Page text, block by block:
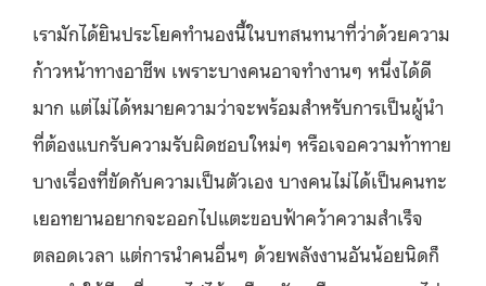
เรามักได้ยินประโยคทำนองนี้ในบทสนทนาที่ว่าด้วยความ
ก้าวหน้าทางอาชีพ เพราะบางคนอาจทำงานๆ หนึ่งได้ดี
มาก แต่ไม่ได้หมายความว่าจะพร้อมสำหรับการเป็นผู้นำ
ที่ต้องแบกรับความรับผิดชอบใหม่ๆ หรือเจอความท้าทาย
บางเรื่องที่ขัดกับความเป็นตัวเอง บางคนไม่ได้เป็นคนทะ
เยอทยานอยากจะออกไปแตะขอบฟ้าคว้าความสำเร็จ
ตลอดเวลา แต่การนำคนอื่นๆ ด้วยพลังงานอันน้อยนิดก็